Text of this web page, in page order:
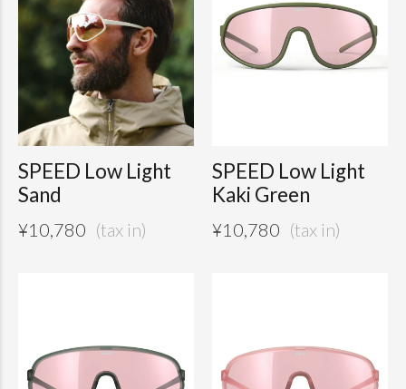
SPEED Low Light
Sand
¥10,780
SPEED Low Light
Kaki Green
¥10,780